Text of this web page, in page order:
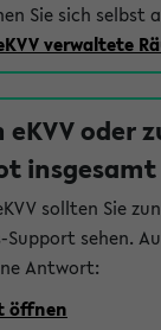
Sie sich selbst
verwaltete
oder
insgesamt
sollten Sie
Support sehen.
Antwort:
öffnen